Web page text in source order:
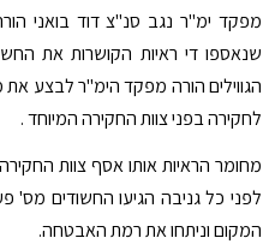
מפקד ימ"ר נגב סנ"צ דוד בואני
שנאספו די ראיות הקושרות את
הגווילים הורה מפקד הימ"ר לבצע
לחקירה בפני צוות החקירה המיוחד .
מחומר הראיות אותו אסף צוות
לפני כל גניבה הגיעו החשודים מס'
המקום וניתחו את רמת האבטחה.